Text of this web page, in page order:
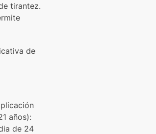
tirantez.
de
años):
de 24